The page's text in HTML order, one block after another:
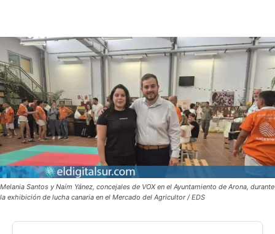
Melania Santos y Naím Yánez, concejales de VOX en el Ayuntamiento de Arona, durante
la exhibición de lucha canaria en el Mercado del Agricultor / EDS